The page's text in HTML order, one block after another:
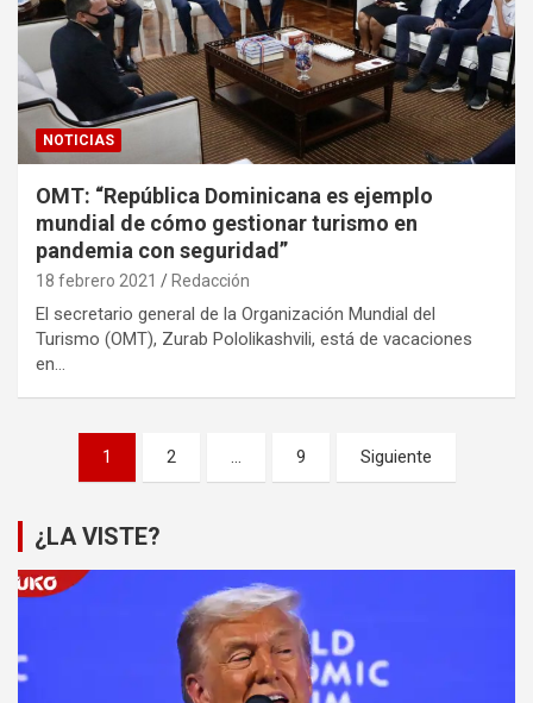
NOTICIAS
OMT: “República Dominicana es ejemplo
mundial de cómo gestionar turismo en
pandemia con seguridad”
18 febrero 2021 Redacción
El secretario general de la Organización Mundial del
Turismo (OMT), Zurab Pololikashvili, está de vacaciones
en…
Paginación
entradas
1 2 … 9 Siguiente
¿LA VISTE?